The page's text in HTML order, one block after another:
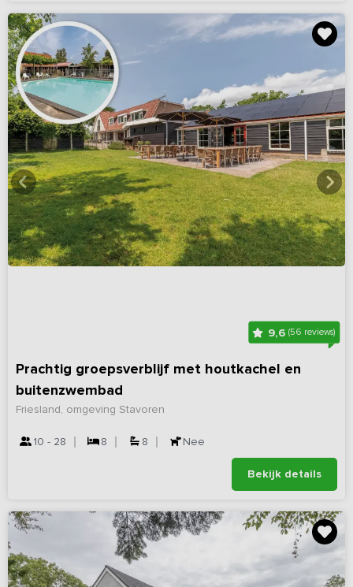
9,6 (56 reviews)
Prachtig groepsverblijf met houtkachel en
buitenzwembad
Friesland, omgeving Stavoren
10 - 28 8 8 Nee
Bekijk details